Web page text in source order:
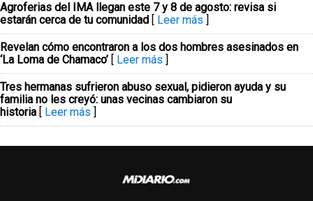
Agroferias del IMA llegan este 7 y 8 de agosto: revisa si
estarán cerca de tu comunidad [ Leer más ]
Revelan cómo encontraron a los dos hombres asesinados en
‘La Loma de Chamaco’ [ Leer más ]
Tres hermanas sufrieron abuso sexual, pidieron ayuda y su
familia no les creyó: unas vecinas cambiaron su
historia [ Leer más ]